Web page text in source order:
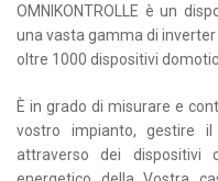
OMNIKONTROLLE è un
una vasta gamma di
oltre 1000 dispositivi
È in grado di misurare e
vostro impianto, gestire
attraverso dei dispositivi